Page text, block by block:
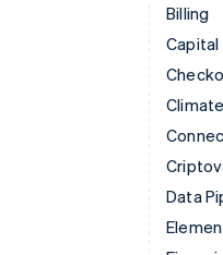
Billing
Capital
Climate
Data